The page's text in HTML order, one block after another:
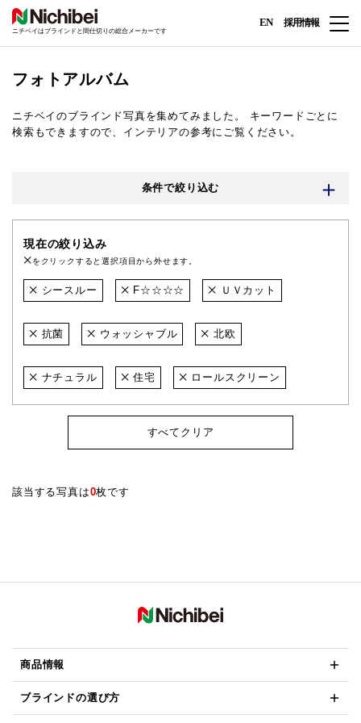
ニチベイはブラインドと間仕切りの総合メーカーです
EN 採用情報
フォトアルバム
ニチベイのブラインド写真を集めてみました。
キーワードごとに
検索もできますので、インテリアの参考にご覧ください。
条件で絞り込む
現在の絞り込み
をクリックすると選択項目から外せます。
シースルー F☆☆☆☆ ＵＶカット
抗菌 ウォッシャブル 北欧
ナチュラル 住宅 ロールスクリーン
すべてクリア
該当する写真は0枚です
商品情報
ブラインドの選び方